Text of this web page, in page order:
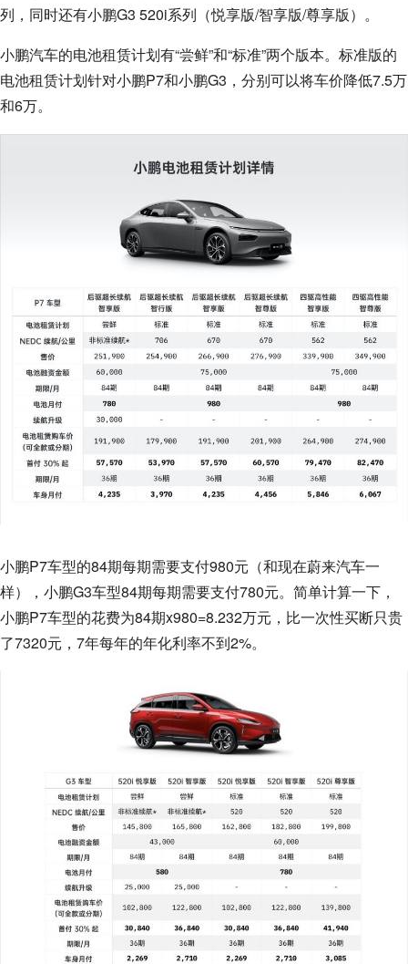
列，同时还有小鹏G3 520i系列（悦享版/智享版/尊享版）。
小鹏汽车的电池租赁计划有“尝鲜”和“标准”两个版本。标准版的
电池租赁计划针对小鹏P7和小鹏G3，分别可以将车价降低7.5万
和6万。
小鹏P7车型的84期每期需要支付980元（和现在蔚来汽车一
样），小鹏G3车型84期每期需要支付780元。简单计算一下，
小鹏P7车型的花费为84期x980=8.232万元，比一次性买断只贵
了7320元，7年每年的年化利率不到2%。